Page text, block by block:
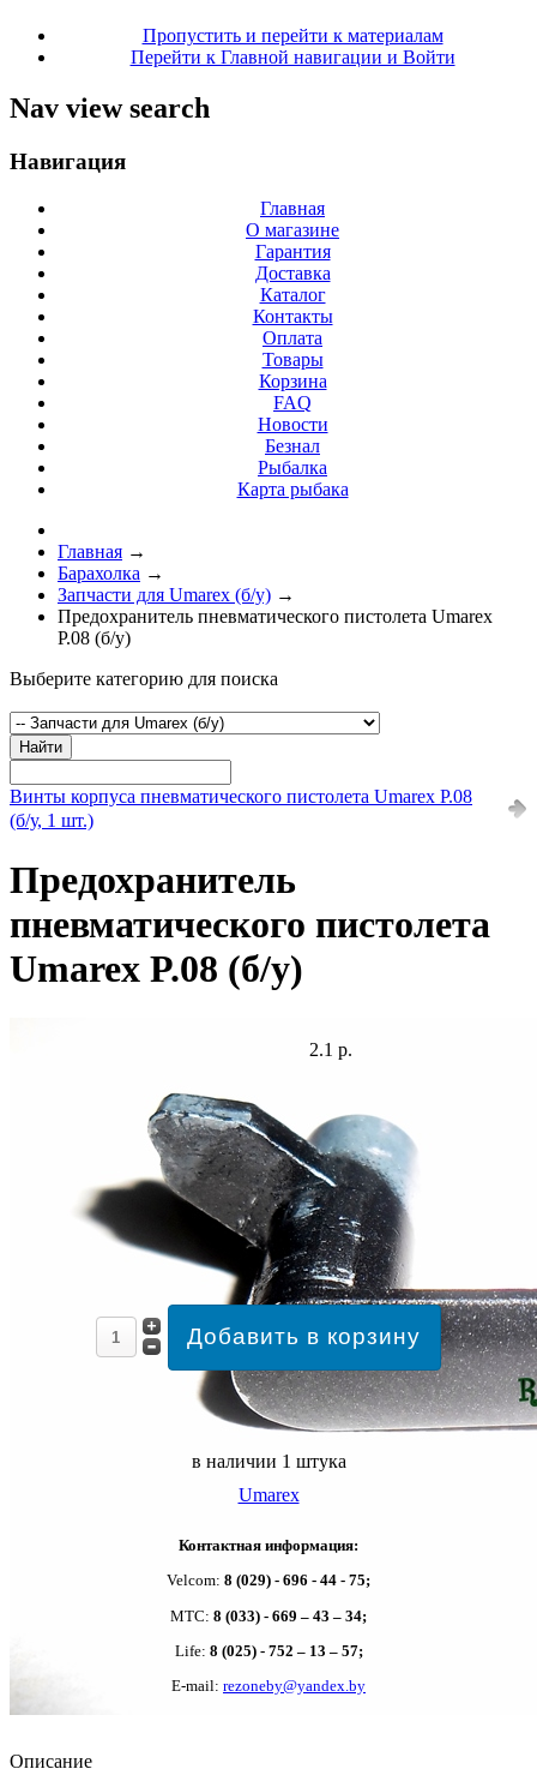
Пропустить и перейти к материалам
Перейти к Главной навигации и Войти
Nav view search
Навигация
Главная
О магазине
Гарантия
Доставка
Каталог
Контакты
Оплата
Товары
Корзина
FAQ
Новости
Безнал
Рыбалка
Карта рыбака
Главная →
Барахолка →
Запчасти для Umarex (б/у) →
Предохранитель пневматического пистолета Umarex
P.08 (б/у)
Выберите категорию для поиска
Найти
Винты корпуса пневматического пистолета Umarex P.08
(б/у, 1 шт.)
Предохранитель
пневматического пистолета
Umarex P.08 (б/у)
2.1 р.
в наличии 1 штука
Umarex
Контактная информация:
Velcom: 8 (029) - 696 - 44 - 75;
MTC: 8 (033) - 669 – 43 – 34;
Life: 8 (025) - 752 – 13 – 57;
E-mail: rezoneby@yandex.by
Описание